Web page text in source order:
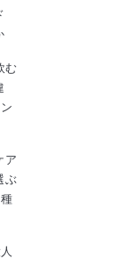
む
ア
ぶ